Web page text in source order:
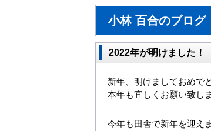
小林 百合のブログ
2022年が明けました！
新年、明けましておめで
本年も宜しくお願い致しま
今年も田舎で新年を迎え